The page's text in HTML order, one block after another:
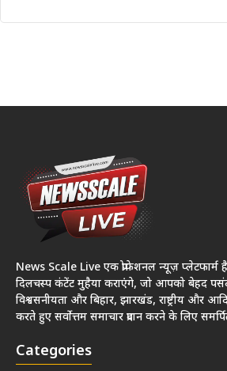
News Scale Live एक प्रोफेशनल न्यूज़
दिलचस्प कंटेंट मुहैया कराएंगे, जो आपको बेहद
विश्वसनीयता और बिहार, झारखंड, राष्ट्रीय और
करते हुए सर्वोत्तम समाचार प्रदान करने के लिए
Categories